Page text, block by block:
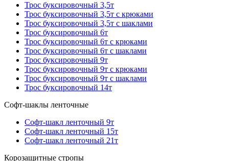
Трос буксировочный 3,5т
Трос буксировочный 3,5т с крюками
Трос буксировочный 3,5т с шаклами
Трос буксировочный 6т
Трос буксировочный 6т с крюками
Трос буксировочный 6т с шаклами
Трос буксировочный 9т
Трос буксировочный 9т с крюками
Трос буксировочный 9т с шаклами
Трос буксировочный 14т
Софт-шаклы ленточные
Софт-шакл ленточный 9т
Софт-шакл ленточный 15т
Софт-шакл ленточный 21т
Корозащитные стропы